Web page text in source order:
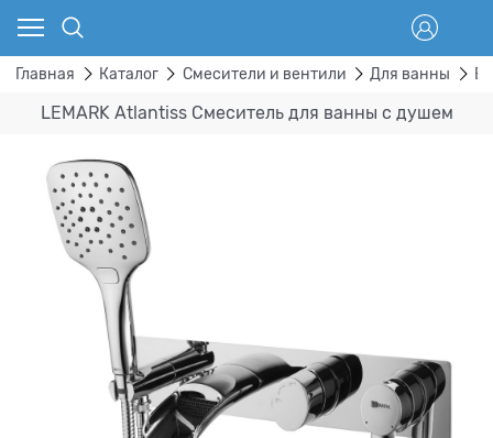
Главная Каталог Смесители и вентили Для ванны
LEMARK Atlantiss Смеситель для ванны с душем